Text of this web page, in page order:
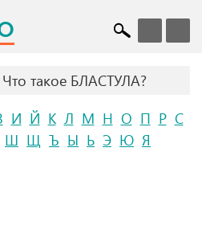
Что такое БЛАСТУЛА?
И Й К Л М Н О П Р С
Ш Щ Ъ Ы Ь Э Ю Я